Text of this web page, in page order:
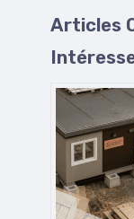
Articles